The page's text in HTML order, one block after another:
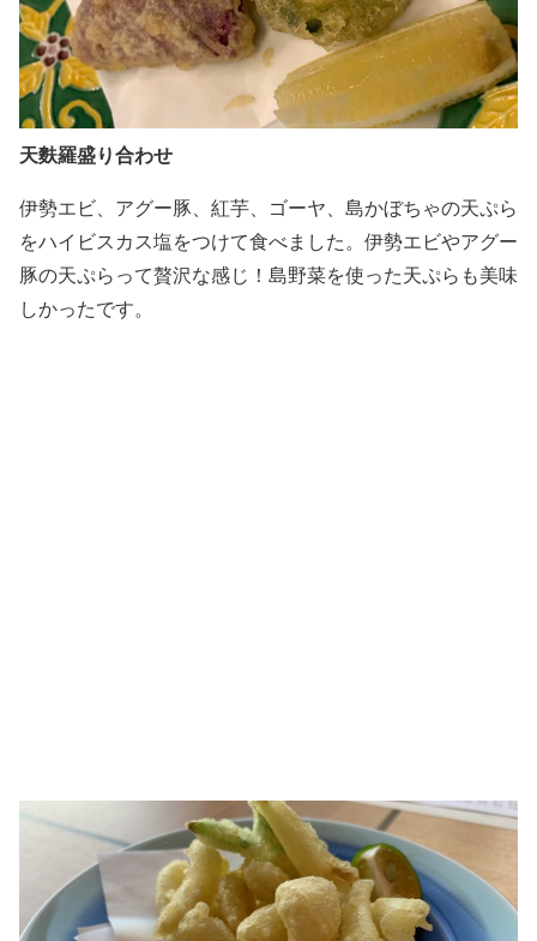
天麩羅盛り合わせ
伊勢エビ、アグー豚、紅芋、ゴーヤ、島かぼちゃの天ぷら
をハイビスカス塩をつけて食べました。伊勢エビやアグー
豚の天ぷらって贅沢な感じ！島野菜を使った天ぷらも美味
しかったです。